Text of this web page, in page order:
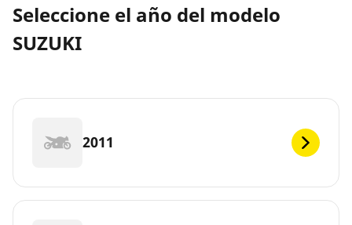
Seleccione el año del modelo
SUZUKI
2011